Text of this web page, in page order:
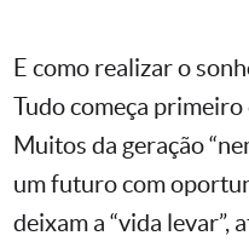
E como realizar o
Tudo começa
Muitos da geração
um futuro com
deixam a “vida levar”,